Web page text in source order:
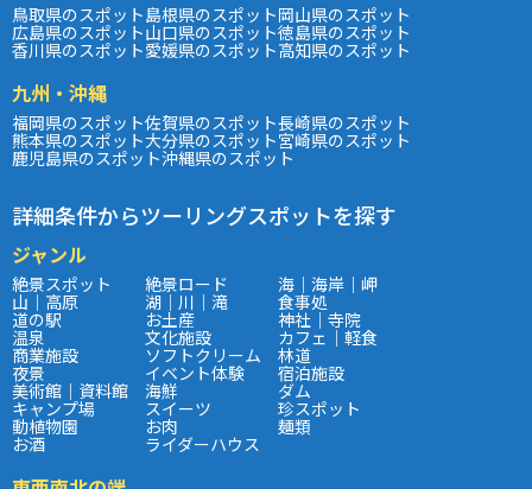
鳥取県のスポット島根県のスポット岡山県のスポット
広島県のスポット山口県のスポット徳島県のスポット
香川県のスポット愛媛県のスポット高知県のスポット
九州・沖縄
福岡県のスポット佐賀県のスポット長崎県のスポット
熊本県のスポット大分県のスポット宮崎県のスポット
鹿児島県のスポット沖縄県のスポット
詳細条件からツーリングスポットを探す
ジャンル
絶景スポット 絶景ロード 海｜海岸｜岬
山｜高原 湖｜川｜滝 食事処
道の駅 お土産 神社｜寺院
温泉 文化施設 カフェ｜軽食
商業施設 ソフトクリーム 林道
夜景 イベント体験 宿泊施設
美術館｜資料館 海鮮 ダム
キャンプ場 スイーツ 珍スポット
動植物園 お肉 麺類
お酒 ライダーハウス